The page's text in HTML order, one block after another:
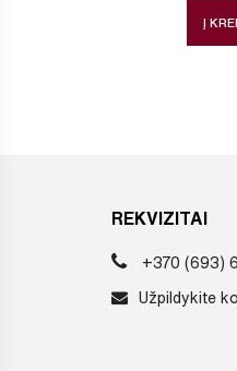
Į
REKVIZITAI
+370 (693)
Užpildykite